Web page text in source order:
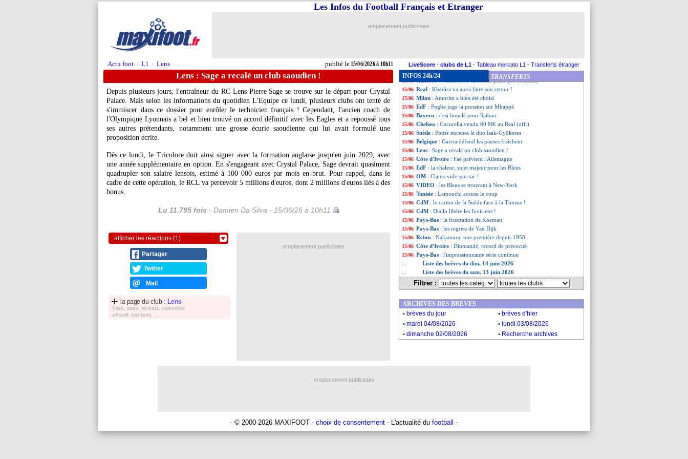
Actu foot > L1 > Lens publié le15/06/2026 à 10h11
Les Infos du Football Français et Etranger
emplacement publicitaire
LiveScore - clubs de L1 - Tableau mercato L1 - Transferts étranger
Lens : Sage a recalé un club saoudien !
Depuis plusieurs jours, l'entraîneur du RC Lens Pierre Sage se trouve sur le départ pour Crystal
Palace. Mais selon les informations du quotidien L'Equipe ce lundi, plusieurs clubs ont tenté de
s'immiscer dans ce dossier pour enrôler le technicien français ! Cependant, l'ancien coach de
l'Olympique Lyonnais a bel et bien trouvé un accord définitif avec les Eagles et a repoussé tous
ses autres prétendants, notamment une grosse écurie saoudienne qui lui avait formulé une
proposition écrite.
Dès ce lundi, le Tricolore doit ainsi signer avec la formation anglaise jusqu'en juin 2029, avec
une année supplémentaire en option. En s'engageant avec Crystal Palace, Sage devrait quasiment
quadrupler son salaire lensois, estimé à 100 000 euros par mois en brut. Pour rappel, dans le
cadre de cette opération, le RCL va percevoir 5 millions d'euros, dont 2 millions d'euros liés à des
bonus.
Lu 11.795 fois - Damien Da Silva - 15/06/26 à 10h11
afficher les réactions (1)
Partager
Twitter
Mail
la page du club : Lens
bilan, stats, réultats, calendrier,
effectif, tranferts, ...
INFOS 24h/24 TRANSFERTS
15/06 Espagne: le "meilleur milieu du monde"
15/06 EdF: Mbappé préservé de la conférence
15/06 Real
15/06 Côte d'Ivoire: Diomandé veut marquer l'histoire
15/06 PHOTOS: les larmes d'Advocaat
: Mamoudou Cissokho passe pro (officiel)
15/06 Real : Khedira va aussi faire son retour !
15/06 Milan : Amorim a bien été choisi
15/06 EdF : Pogba juge la pression sur Mbappé
15/06 Bayern : c'est bouclé pour Saibari
15/06 Chelsea : Cucurella vendu 60 M€ au Real (off.)
15/06 Suède : Potter encense le duo Isak-Gyökeres
15/06 Belgique : Garcia défend les pauses fraîcheur
15/06 Lens : Sage a recalé un club saoudien !
15/06 Côte d'Ivoire : Faé prévient l'Allemagne
15/06 EdF : la chaleur, sujet majeur pour les Bleus
15/06 OM : Clauss vide son sac !
15/06 VIDEO : les Bleus se trouvent à New-York
15/06 Tunisie : Lamouchi accuse le coup
15/06 CdM : le carton de la Suède face à la Tunisie !
15/06 CdM : Diallo libère les Ivoiriens !
15/06 Pays-Bas : la frustration de Koeman
15/06 Pays-Bas : les regrets de Van Dijk
15/06 Reims : Nakamura, une première depuis 1958
15/06 Côte d'Ivoire : Diomandé, record de précocité
15/06 Pays-Bas : l'impressionnante série continue
Liste des brèves du dim. 14 juin 2026
Liste des brèves du sam. 13 juin 2026
Filtrer :
emplacement publicitaire
ARCHIVES DES BREVES
. brèves du jour . brèves d'hier
. mardi 04/08/2026 . lundi 03/08/2026
. dimanche 02/08/2026 . Recherche archives
emplacement publicitaire
- © 2000-2026 MAXIFOOT - choix de consentement - L'actualité du football -